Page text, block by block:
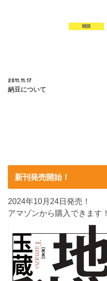
雑談
2011.11.17
納豆について
新刊発売開始！
2024年10月24日発売！
アマゾンから購入できます！